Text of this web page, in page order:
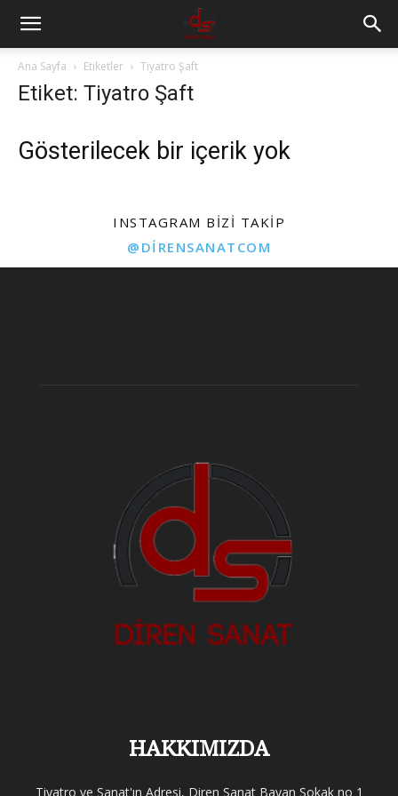
Ana Sayfa Etiketler Tiyatro Şaft
Etiket: Tiyatro Şaft
Gösterilecek bir içerik yok
INSTAGRAM BIZI TAKIP
@DIRENSANATCOM
HAKKIMIZDA
Tiyatro ve Sanat'ın Adresi, Diren Sanat Bayan Sokak no 1